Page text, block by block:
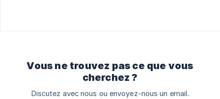
Vous ne trouvez pas ce que vous
cherchez ?
Discutez avec nous ou envoyez-nous un email.